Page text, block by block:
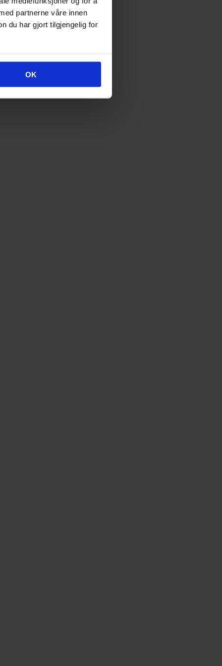
partnerne våre innen
du har gjort tilgjengelig for
OK